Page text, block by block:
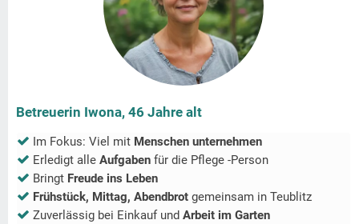
Betreuerin Iwona, 46 Jahre alt
Im Fokus: Viel mit Menschen unternehmen
Erledigt alle Aufgaben für die Pflege -Person
Bringt Freude ins Leben
Frühstück, Mittag, Abendbrot gemeinsam in Teublitz
Zuverlässig bei Einkauf und Arbeit im Garten